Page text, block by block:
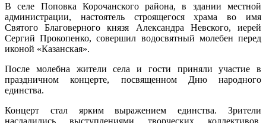
В селе Поповка Корочанского района, в здании местной
администрации, настоятель строящегося храма во имя
Святого Благоверного князя Александра Невского, иерей
Сергий Прокопенко, совершил водосвятный молебен перед
иконой «Казанская».
После молебна жители села и гости приняли участие в
праздничном концерте, посвященном Дню народного
единства.
Концерт стал ярким выражением единства. Зрители
насладились выступлениями творческих коллективов,